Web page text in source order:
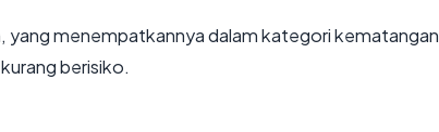
yang menempatkannya dalam kategori kematangan
berisiko.